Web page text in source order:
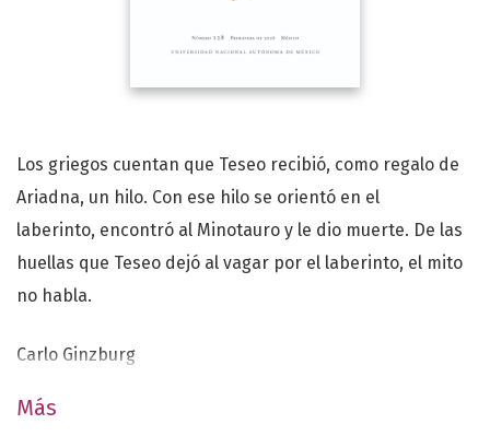
Los griegos cuentan que Teseo recibió, como regalo de
Ariadna, un hilo. Con ese hilo se orientó en el
laberinto, encontró al Minotauro y le dio muerte. De las
huellas que Teseo dejó al vagar por el laberinto, el mito
no habla.
Carlo Ginzburg
Más